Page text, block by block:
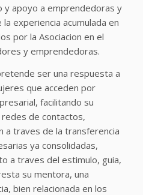
y apoyo a emprendedoras y
experiencia acumulada en
por la Asociacion en el
y emprendedoras.
ser una respuesta a
que acceden por
facilitando su
de contactos,
a traves de la transferencia
ya consolidadas,
a traves del estimulo, guia,
su mentora, una
bien relacionada en los